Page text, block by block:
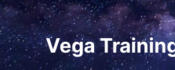
Vega